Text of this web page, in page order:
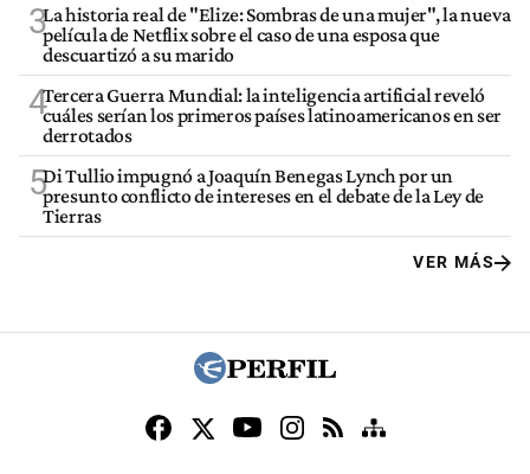
3La historia real de "Elize: Sombras de una mujer", la nueva
película de Netflix sobre el caso de una esposa que
descuartizó a su marido
4Tercera Guerra Mundial: la inteligencia artificial reveló
cuáles serían los primeros países latinoamericanos en ser
derrotados
5Di Tullio impugnó a Joaquín Benegas Lynch por un
presunto conflicto de intereses en el debate de la Ley de
Tierras
VER MÁS